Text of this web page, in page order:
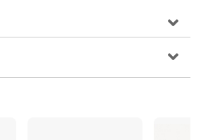
腦麥可，及拿下多座葛萊美獎的傳
Rick Rubin破天荒共同操刀製作，
的時間錄音，創作出150多首歌
，並篩選出18首歌，最後完成12